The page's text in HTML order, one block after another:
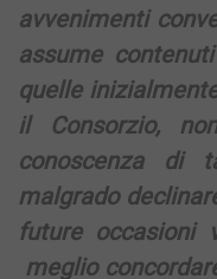
avvenimenti
assume
quelle
il Consorzio,
conoscenza di
malgrado
future
meglio